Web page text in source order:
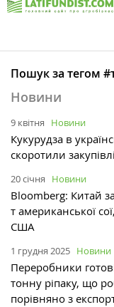
Пошук за тегом
Новини
9 квітня Новини
Кукурудза в
скоротили закупівлі
20 січня Новини
Bloomberg: Китай
т американської
США
1 грудня 2025 Новини
Переробники
тонну ріпаку, що
порівняно з